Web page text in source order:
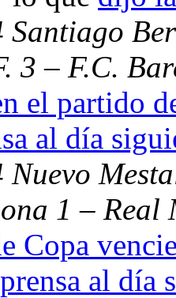
Santiago
3 – F.C.
el partido
al día
Nuevo
1 –
Copa
al día